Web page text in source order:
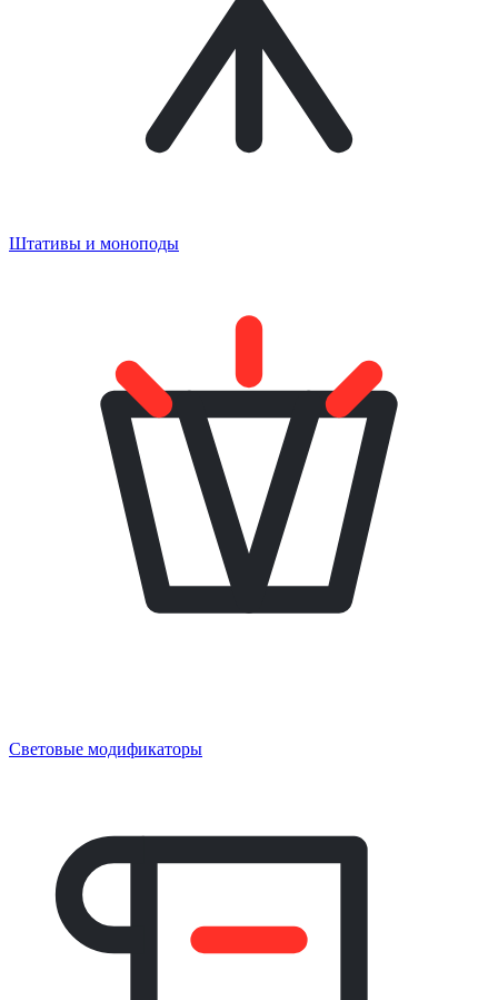
Штативы и моноподы
Световые модификаторы